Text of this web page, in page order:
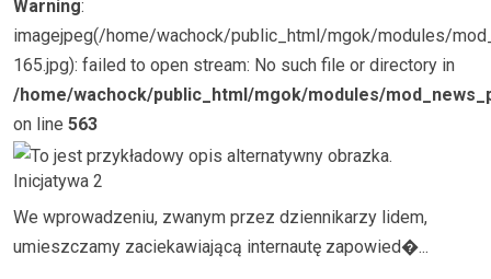
Warning:
imagejpeg(/home/wachock/public_html/mgok/modules/
165.jpg): failed to open stream: No such file or directory in
/home/wachock/public_html/mgok/modules/
on line 563
Inicjatywa 2
We wprowadzeniu, zwanym przez dziennikarzy lidem,
umieszczamy zaciekawiającą internautę zapowied�...